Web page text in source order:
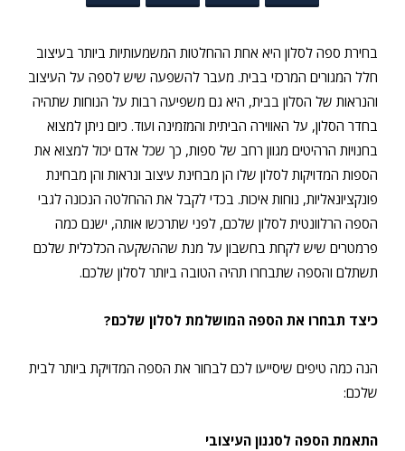
בחירת ספה לסלון היא אחת ההחלטות המשמעותיות ביותר בעיצוב
חלל המגורים המרכזי בבית. מעבר להשפעה שיש לספה על העיצוב
והנראות של הסלון בבית, היא גם משפיעה רבות על הנוחות שתהיה
בחדר הסלון, על האווירה הביתית והמזמינה ועוד. כיום ניתן למצוא
בחנויות הרהיטים מגוון רחב של ספות, כך שכל אדם יכול למצוא את
הספות המדויקות לסלון שלו הן מבחינת עיצוב ונראות והן מבחינת
פונקציונאליות, נוחות איכות. בכדי לקבל את ההחלטה הנכונה לגבי
הספה הרלוונטית לסלון שלכם, לפני שתרכשו אותה, ישנם כמה
פרמטרים שיש לקחת בחשבון על מנת שההשקעה הכלכלית שלכם
תשתלם והספה שתבחרו תהיה הטובה ביותר לסלון שלכם.
כיצד תבחרו את הספה המושלמת לסלון שלכם?
הנה כמה טיפים שיסייעו לכם לבחור את הספה המדויקת ביותר לבית
שלכם:
התאמת הספה לסגנון העיצובי